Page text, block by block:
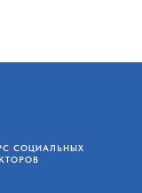
СОЦИАЛЬНЫХ